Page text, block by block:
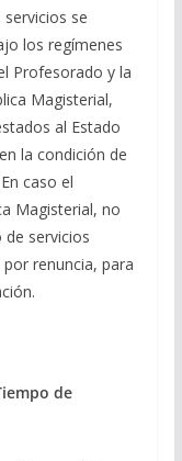
se
los regímenes
Profesorado y la
Magisterial,
al Estado
la condición de
caso el
Magisterial, no
servicios
renuncia, para
de